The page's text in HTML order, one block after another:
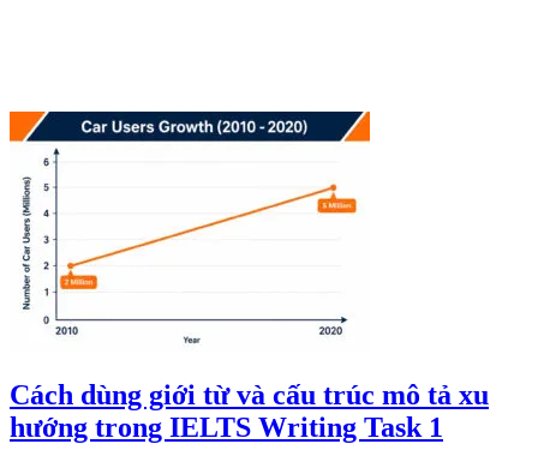
Cách dùng giới từ và cấu trúc mô tả xu
hướng trong IELTS Writing Task 1